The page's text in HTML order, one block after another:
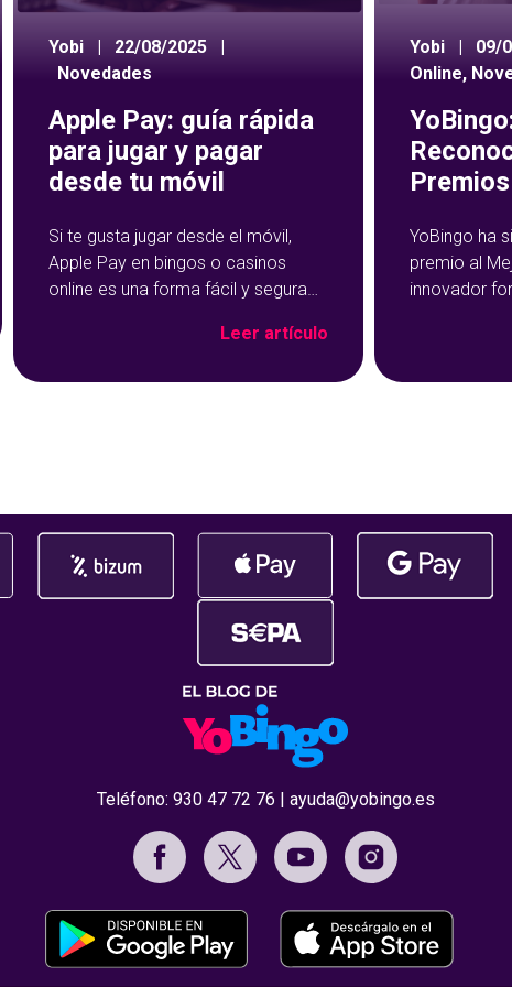
Yobi 22/08/2025
Novedades
Apple Pay: guía rápida
para jugar y pagar
desde tu móvil
Si te gusta jugar desde el móvil,
Apple Pay en bingos o casinos
online es una forma fácil y segura
método de pago se ha vuelto muy
Leer artículo
Yobi 09/
Online,
YoBingo ha
premio al
innovador
que ha
Teléfono: 930 47 72 76 ayuda@yobingo.es